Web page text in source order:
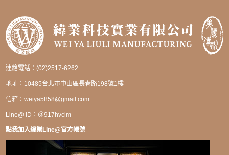
連絡電話：(02)2517-6262
地址：10485台北市中山區長春路198號1樓
信箱：weiya5858@gmail.com
Line@ ID：＠917hvclm
點我加入緯業Line@官方帳號